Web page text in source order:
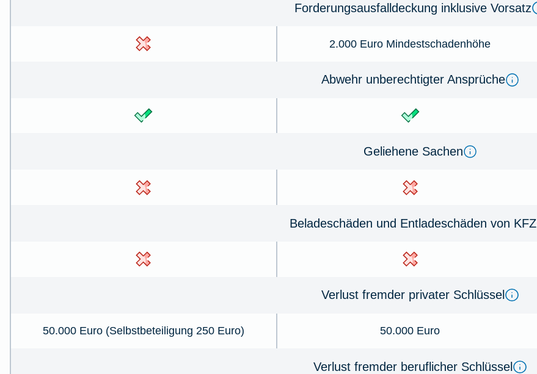
Forderungsausfalldeckung inklusive Vorsatz
2.000 Euro Mindestschadenhöhe
Abwehr unberechtigter Ansprüche
Geliehene Sachen
Beladeschäden und Entladeschäden von KFZ
Verlust fremder privater Schlüssel
50.000 Euro (Selbstbeteiligung 250 Euro) 50.000 Euro
Verlust fremder beruflicher Schlüssel